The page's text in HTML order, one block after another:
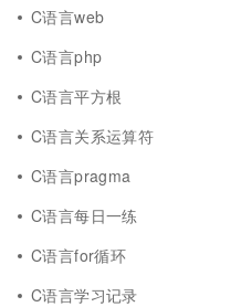
C语言web
C语言php
C语言平方根
C语言关系运算符
C语言pragma
C语言每日一练
C语言for循环
C语言学习记录